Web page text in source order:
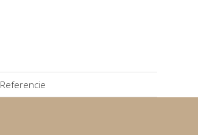
Referencie